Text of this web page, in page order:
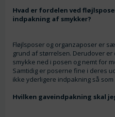
Hvad er fordelen ved
indpakning af smykker?
Fløjlsposer og organzaposer er
grund af størrelsen. Derudover
smykke ned i posen og nemt for
Samtidig er poserne fine i deres
ikke yderligere indpakning så
Hvilken gaveindpakning skal